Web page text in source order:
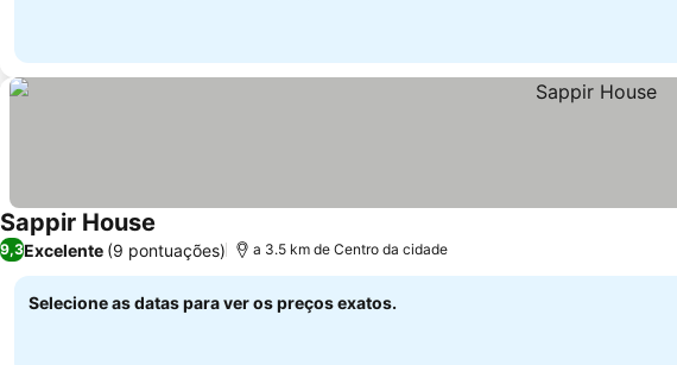
Sappir House
9,3Excelente (9 pontuações) a 3.5 km de Centro da cidade
Selecione as datas para ver os preços exatos.